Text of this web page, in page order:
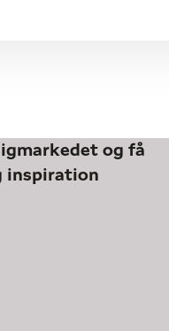
og få
inspiration